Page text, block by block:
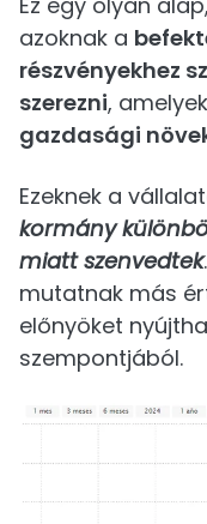
azoknak a
részvényekhez
szerezni, amelyek
gazdasági
Ezeknek a
kormány
miatt szenvedtek
mutatnak más
előnyöket
szempontjából.